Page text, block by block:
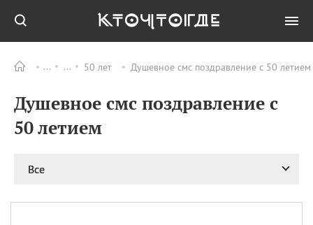
50 лет Душевное смс поздравление с 50
Душевное смс поздравление с
50 летием
Все
ПРАЗДНИКИ Все
08.08 День «Счастье
случается» (Happiness
великомученика